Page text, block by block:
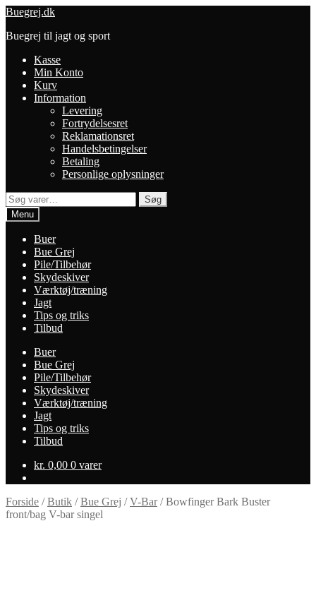
Spring
navigation
Spring
indhold
Buegrej.dk
Buegrej til jagt og sport
Kasse
Min Konto
Kurv
Information
Levering
Fortrydelsesret
Reklamationsret
Handelsbetingelser
Betaling
Personlige oplysninger
Søg
efter:
Søg
Menu
Buer
Bue Grej
Pile/Tilbehør
Skydeskiver
Værktøj/træning
Jagt
Tips og triks
Tilbud
Buer
Bue Grej
Pile/Tilbehør
Skydeskiver
Værktøj/træning
Jagt
Tips og triks
Tilbud
kr. 0,00 0 varer
Forside /Butik /Bue Grej /V-Bar/Bowfinger Bark Buster
front/bag V-bar singel